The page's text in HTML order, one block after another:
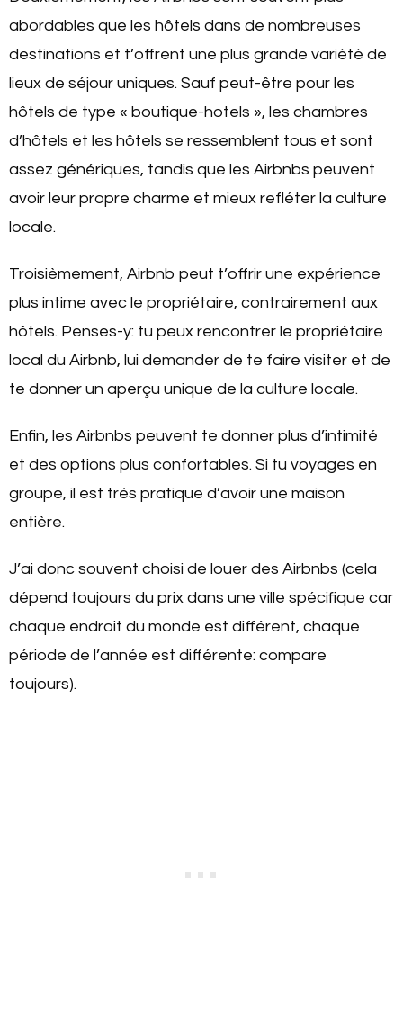
abordables que les hôtels dans de nombreuses
destinations et t’offrent une plus grande variété de
lieux de séjour uniques. Sauf peut-être pour les
hôtels de type « boutique-hotels », les chambres
d’hôtels et les hôtels se ressemblent tous et sont
assez génériques, tandis que les Airbnbs peuvent
avoir leur propre charme et mieux refléter la culture
locale.
Troisièmement, Airbnb peut t’offrir une expérience
plus intime avec le propriétaire, contrairement aux
hôtels. Penses-y: tu peux rencontrer le propriétaire
local du Airbnb, lui demander de te faire visiter et de
te donner un aperçu unique de la culture locale.
Enfin, les Airbnbs peuvent te donner plus d’intimité
et des options plus confortables. Si tu voyages en
groupe, il est très pratique d’avoir une maison
entière.
J’ai donc souvent choisi de louer des Airbnbs (cela
dépend toujours du prix dans une ville spécifique car
chaque endroit du monde est différent, chaque
période de l’année est différente: compare
toujours).